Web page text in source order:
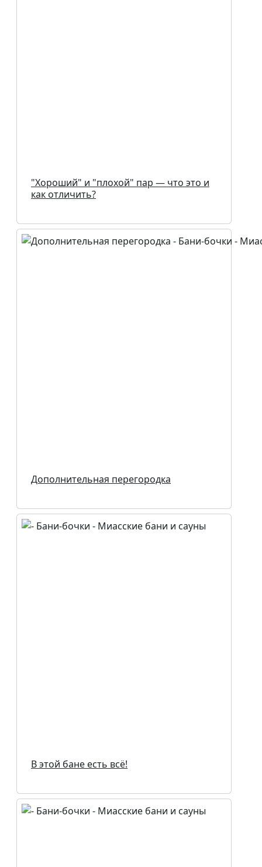
"Хороший" и "плохой" пар — что это и
как отличить?
Дополнительная перегородка
В этой бане есть всё!